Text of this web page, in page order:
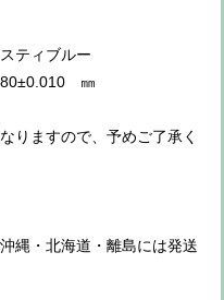
ティブルー
㎜
りますので、予めご了承く
縄・北海道・離島には発送